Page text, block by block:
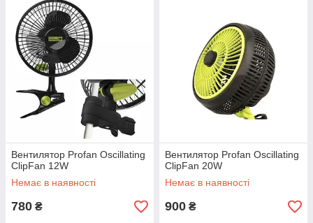
Вентилятор Profan Oscillating
ClipFan 12W
Немає в наявності
780 ₴
Вентилятор Profan Oscillating
ClipFan 20W
Немає в наявності
900 ₴